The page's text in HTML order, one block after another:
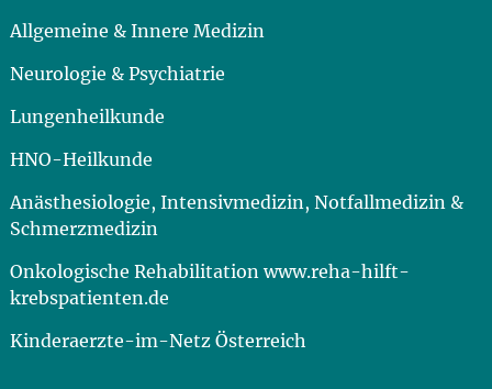
Allgemeine & Innere Medizin
Neurologie & Psychiatrie
Lungenheilkunde
HNO-Heilkunde
Anästhesiologie, Intensivmedizin, Notfallmedizin &
Schmerzmedizin
Onkologische Rehabilitation www.reha-hilft-
krebspatienten.de
Kinderaerzte-im-Netz Österreich